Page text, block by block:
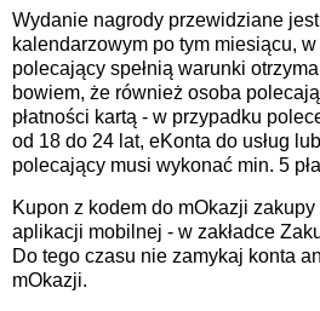
Wydanie nagrody przewidziane
kalendarzowym po tym miesiącu,
polecający spełnią warunki
bowiem, że również osoba
płatności kartą - w przypadku
od 18 do 24 lat, eKonta do usług
polecający musi wykonać min. 5
Kupon z kodem do mOkazji
aplikacji mobilnej - w zakładce
Do tego czasu nie zamykaj konta
mOkazji.